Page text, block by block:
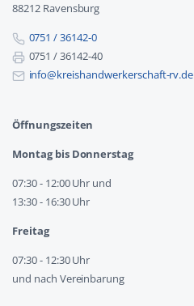
88212 Ravensburg
0751 / 36142-0
0751 / 36142-40
info@kreishandwerkerschaft-rv.de
Öffnungszeiten
Montag bis Donnerstag
07:30 - 12:00 Uhr und
13:30 - 16:30 Uhr
Freitag
07:30 - 12:30 Uhr
und nach Vereinbarung